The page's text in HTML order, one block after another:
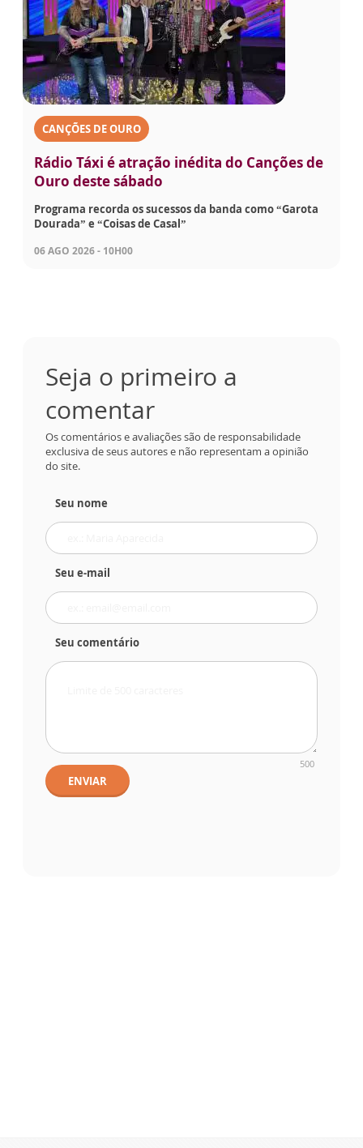
CANÇÕES DE OURO
Rádio Táxi é atração inédita do Canções de
Ouro deste sábado
Programa recorda os sucessos da banda como “Garota
Dourada” e “Coisas de Casal”
06 AGO 2026 - 10H00
Seja o primeiro a
comentar
Os comentários e avaliações são de responsabilidade
exclusiva de seus autores e não representam a opinião
do site.
Seu nome
Seu e-mail
Seu comentário
500
ENVIAR